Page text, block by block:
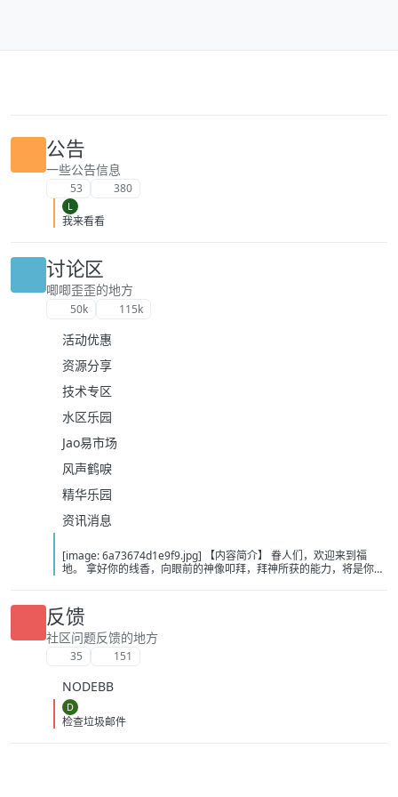
公告
一些公告信息
53 380
L
我来看看
讨论区
唧唧歪歪的地方
50k 115k
活动优惠
资源分享
技术专区
水区乐园
Jao易市场
风声鹤唳
精华乐园
资讯消息
[image: 6a73674d1e9f9.jpg] 【内容简介】 眷人们，欢迎来到福
地。 拿好你的线香，向眼前的神像叩拜，拜神所获的能力，将是你们
悲剧轮回…… 【作者简介】 作者：幻梦猎人，起点中文网作者，代表
作品：《灾厄收容所》《诡异分解指南》《天灾疯人院》《基因收容
所》等 【下载地址】 百度：
https://pan.baidu.com/s/1CTpsB1_Ju5NwzAhO0MvwZQ?pwd=9a1v
夸克：https://pan.quark.cn/s/ffe07719ebb3?pwd=aUYh 移动：
反馈
社区问题反馈的地方
35 151
NODEBB
D
检查垃圾邮件